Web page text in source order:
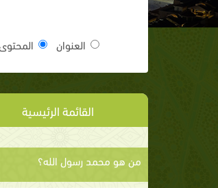
العنوان
القائمة الرئيسية
من هو محمد رسول الله؟